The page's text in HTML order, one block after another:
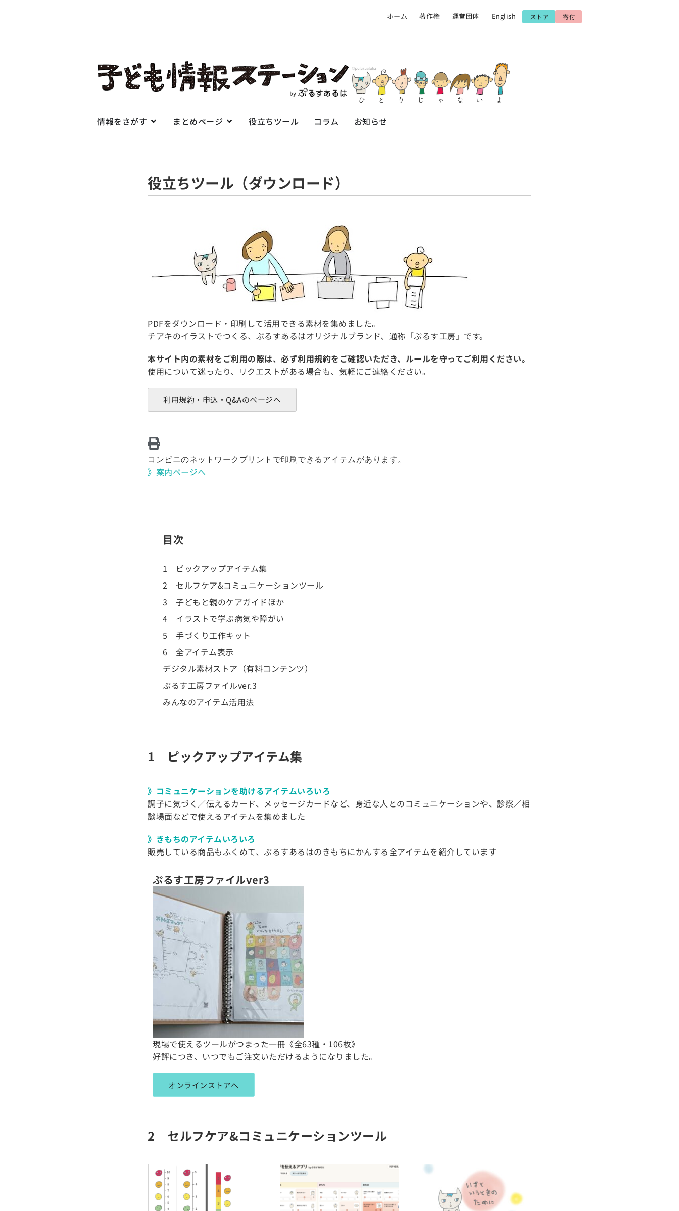
ホーム 著作権 運営団体 English ストア 寄付
情報をさがす まとめページ 役立ちツール コラム お知らせ
役立ちツール（ダウンロード）
PDFをダウンロード・印刷して活用できる素材を集めました。
チアキのイラストでつくる、ぷるすあるはオリジナルブランド、通称「ぷるす工房」です。
本サイト内の素材をご利用の際は、必ず利用規約をご確認いただき、ルールを守ってご利用ください。
使用について迷ったり、リクエストがある場合も、気軽にご連絡ください。
利用規約・申込・Q&Aのページへ
コンビニのネットワークプリントで印刷できるアイテムがあります。
》案内ページへ
目次
1 ピックアップアイテム集
2 セルフケア&コミュニケーションツール
3 子どもと親のケアガイドほか
4 イラストで学ぶ病気や障がい
5 手づくり工作キット
6 全アイテム表示
デジタル素材ストア（有料コンテンツ）
ぷるす工房ファイルver.3
みんなのアイテム活用法
1 ピックアップアイテム集
》コミュニケーションを助けるアイテムいろいろ
調子に気づく／伝えるカード、メッセージカードなど、身近な人とのコミュニケーションや、診察／相
談場面などで使えるアイテムを集めました
》きもちのアイテムいろいろ
販売している商品もふくめて、ぷるすあるはのきもちにかんする全アイテムを紹介しています
ぷるす工房ファイルver3
現場で使えるツールがつまった一冊《全63種・106枚》
好評につき、いつでもご注文いただけるようになりました。
オンラインストアへ
2 セルフケア&コミュニケーションツール